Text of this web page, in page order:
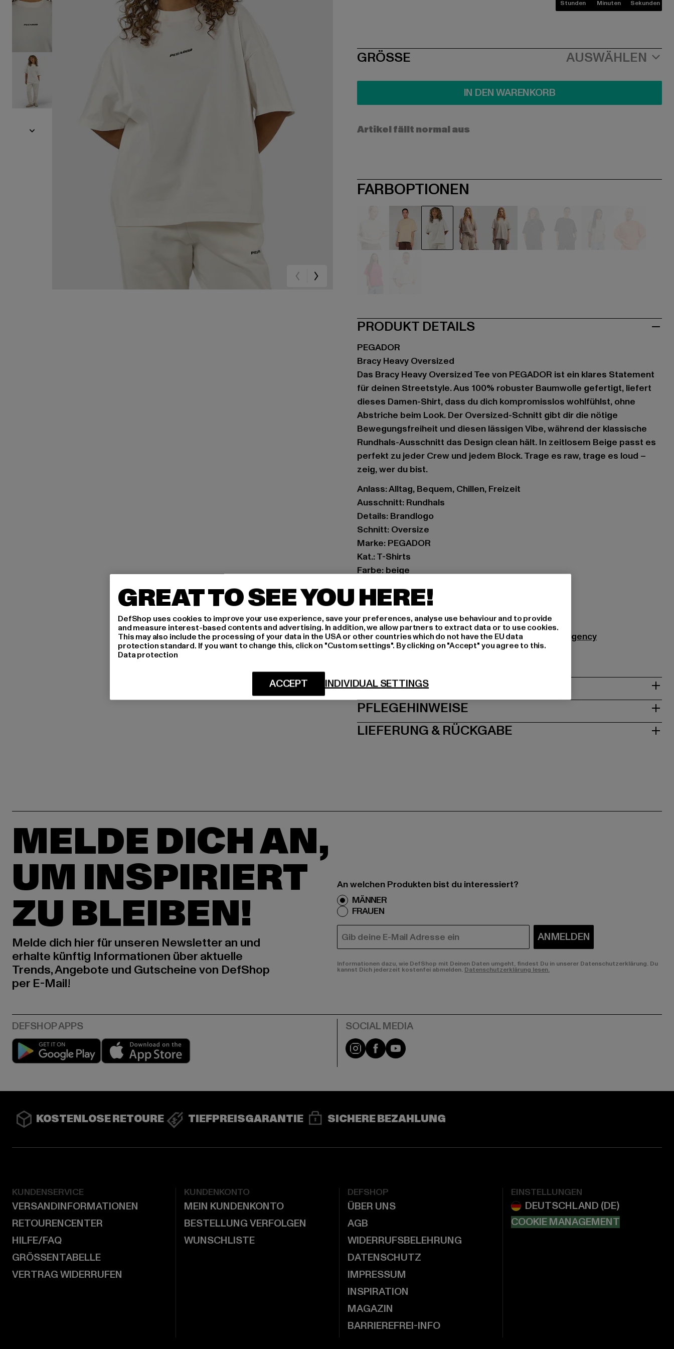
Stunden Minuten Sekunden
SIZE
GRÖSSE AUSWÄHLEN
IN DEN WARENKORB
Artikel fällt normal aus
FARBOPTIONEN
PRODUKT DETAILS
PEGADOR
Bracy Heavy Oversized
Das Bracy Heavy Oversized Tee von PEGADOR ist ein klares Statement
für deinen Streetstyle. Aus 100% robuster Baumwolle gefertigt, liefert
dieses Damen-Shirt, dass du dich kompromisslos wohlfühlst, ohne
Abstriche beim Look. Der Oversized-Schnitt gibt dir die nötige
Bewegungsfreiheit und diesen lässigen Vibe, während der klassische
Rundhals-Ausschnitt das Design clean hält. In zeitlosem Beige passt es
perfekt zu jeder Crew und jedem Block. Trage es raw, trage es loud –
zeig, wer du bist.
Anlass: Alltag, Bequem, Chillen, Freizeit
Ausschnitt: Rundhals
Details: Brandlogo
Schnitt: Oversize
Marke: PEGADOR
Kat.: T-Shirts
Farbe: beige
Materialzusammensetzung: 100% Baumwolle
Hersteller: The Mad Agency GmbH |info@themad.agency
Hollefeldstraße 16 | 48282 Emsdetten | DE
GRÖSSE & PASSFORM
PFLEGEHINWEISE
LIEFERUNG & RÜCKGABE
MELDE DICH AN,
UM INSPIRIERT
ZU BLEIBEN!
Melde dich hier für unseren Newsletter an und
erhalte künftig Informationen über aktuelle
Trends, Angebote und Gutscheine von DefShop
per E-Mail!
An welchen Produkten bist du interessiert?
MÄNNER
FRAUEN
E-MAIL ANMELDEN
Informationen dazu, wie DefShop mit Deinen Daten umgeht, findest Du in unserer Datenschutzerklärung. Du
kannst Dich jederzeit kostenfei abmelden. Datenschutzerklärung lesen.
Play market Instagram
FacebookYouTube
KOSTENLOSE RETOURE TIEFPREISGARANTIE SICHERE BEZAHLUNG
KUNDENSERVICE
VERSANDINFORMATIONEN
RETOURENCENTER
HILFE/FAQ
GRÖSSENTABELLE
VERTRAG WIDERRUFEN
KUNDENKONTO
MEIN KUNDENKONTO
BESTELLUNG VERFOLGEN
WUNSCHLISTE
DEFSHOP
ÜBER UNS
AGB
WIDERRUFSBELEHRUNG
DATENSCHUTZ
IMPRESSUM
INSPIRATION
MAGAZIN
BARRIEREFREI-INFO
EINSTELLUNGEN
COOKIE MANAGEMENT
GREAT TO SEE YOU HERE!
DefShop uses cookies to improve your use experience, save your preferences, analyse use behaviour and to provide
and measure interest-based contents and advertising. In addition, we allow partners to extract data or to use cookies.
This may also include the processing of your data in the USA or other countries which do not have the EU data
protection standard. If you want to change this, click on "Custom settings". By clicking on "Accept" you agree to this.
Data protection
INDIVIDUAL SETTINGS
ACCEPT